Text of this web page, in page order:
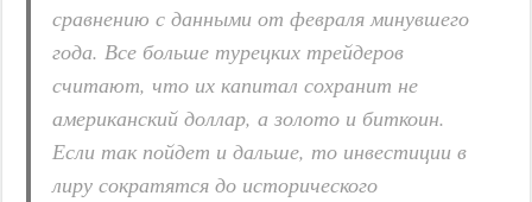
сравнению с данными от февраля минувшего
года. Все больше турецких трейдеров
считают, что их капитал сохранит не
американский доллар, а золото и биткоин.
Если так пойдет и дальше, то инвестиции в
лиру сократятся до исторического